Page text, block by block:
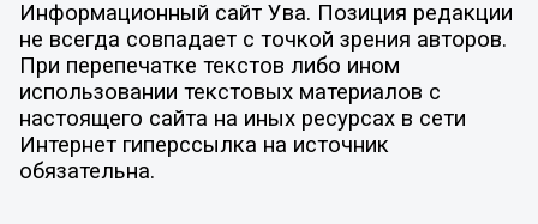
Информационный сайт Ува. Позиция редакции
не всегда совпадает с точкой зрения авторов.
При перепечатке текстов либо ином
использовании текстовых материалов с
настоящего сайта на иных ресурсах в сети
Интернет гиперссылка на источник
обязательна.